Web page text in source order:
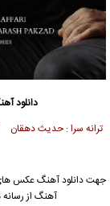
دانلود
ترانه سرا : حدیث
جهت دانلود آهنگ عکس
آهنگ از